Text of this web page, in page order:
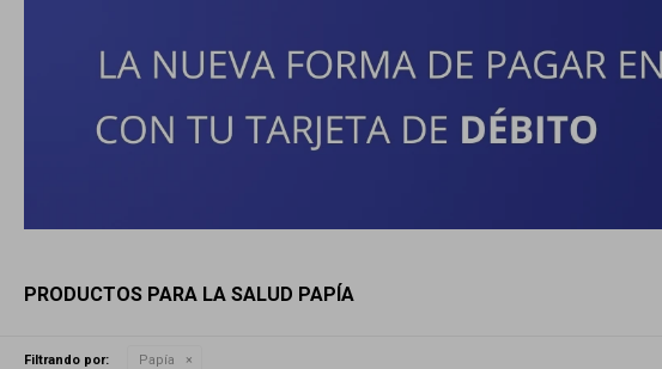
PRODUCTOS PARA LA SALUD PAPÍA
Filtrando por: Papía